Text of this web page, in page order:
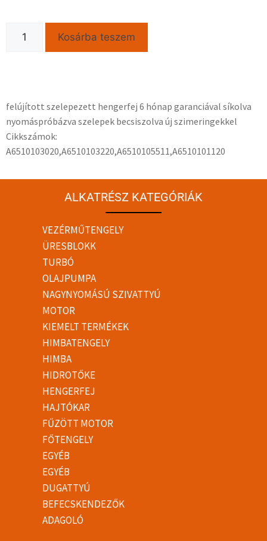
Kosárba teszem
felújított szelepezett hengerfej 6 hónap garanciával síkolva
nyomáspróbázva szelepek becsiszolva új szimeringekkel
Cikkszámok:
A6510103020,A6510103220,A6510105511,A6510101120
ALKATRÉSZ KATEGÓRIÁK
VEZÉRMŰTENGELY
ÜRESBLOKK
TURBÓ
OLAJPUMPA
NAGYNYOMÁSÚ SZIVATTYÚ
MOTOR
KIEMELT TERMÉKEK
HIMBATENGELY
HIMBA
HIDROTŐKE
HENGERFEJ
HAJTÓKAR
FŰZÖTT MOTOR
FŐTENGELY
EGYÉB
EGYÉB
DUGATTYÚ
BEFECSKENDEZŐK
ADAGOLÓ